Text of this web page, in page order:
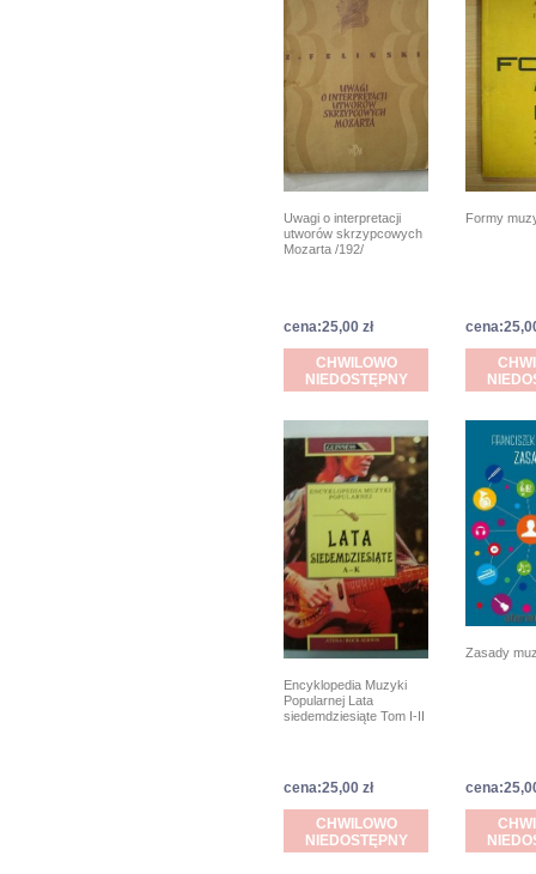
Uwagi o interpretacji
utworów skrzypcowych
Mozarta /192/
cena:25,00 zł
CHWILOWO
NIEDOSTĘPNY
Formy
Encyklopedia Muzyki
Popularnej Lata
siedemdziesiąte Tom I-II
cena:25,00 zł
CHWILOWO
NIEDOSTĘPNY
Zasady